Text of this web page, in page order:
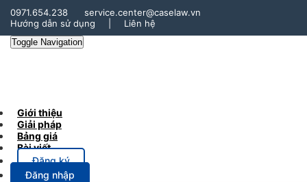
0971.654.238
service.center@caselaw.vn
Hướng dẫn sử dụng
Liên hệ
Toggle Navigation
Giới thiệu
Giải pháp
Bảng giá
Bài viết
Đăng ký
Đăng nhập